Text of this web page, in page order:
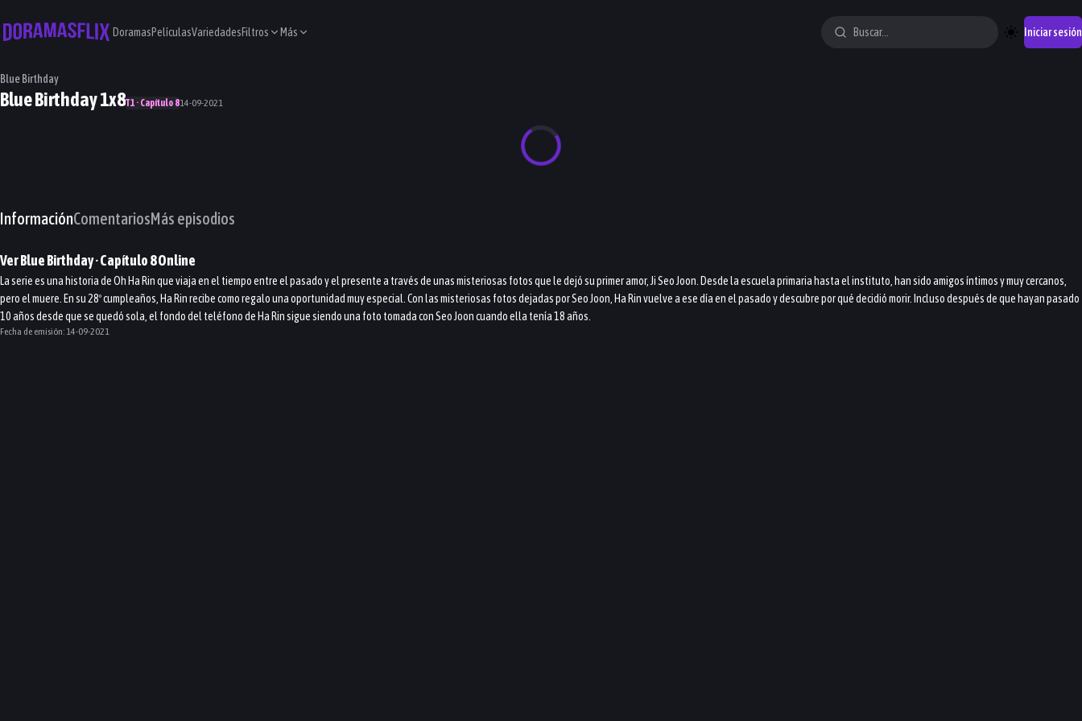
DoramasPelículasVariedadesFiltros Más Iniciar sesión
Blue Birthday
Blue Birthday 1x8T1 · Capítulo 814-09-2021
InformaciónComentariosMás episodios
VerBlue Birthday· Capítulo8Online
La serie es una historia de Oh Ha Rin que viaja en el tiempo entre el pasado y el presente a través de unas misteriosas fotos que le dejó su primer amor, Ji Seo Joon. Desde la escuela primaria hasta el instituto, han sido amigos íntimos y muy cercanos,
pero el muere. En su 28º cumpleaños, Ha Rin recibe como regalo una oportunidad muy especial. Con las misteriosas fotos dejadas por Seo Joon, Ha Rin vuelve a ese día en el pasado y descubre por qué decidió morir. Incluso después de que hayan pasado
10 años desde que se quedó sola, el fondo del teléfono de Ha Rin sigue siendo una foto tomada con Seo Joon cuando ella tenía 18 años.
Fecha de emisión: 14-09-2021